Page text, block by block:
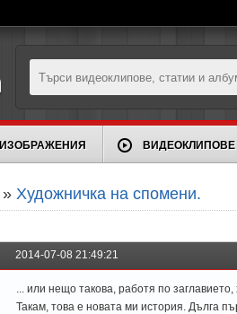
ИЗОБРАЖЕНИЯ ВИДЕОКЛИПОВЕ
» Художничка на спомени.
2014-07-08 21:49:21
... или нещо такова, работя по заглавието,
Такам, това е новата ми история. Дълга